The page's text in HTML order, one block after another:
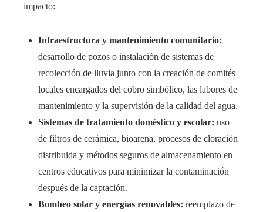
impacto:
Infraestructura y mantenimiento comunitario:
desarrollo de pozos o instalación de sistemas de
recolección de lluvia junto con la creación de comités
locales encargados del cobro simbólico, las labores de
mantenimiento y la supervisión de la calidad del agua.
Sistemas de tratamiento doméstico y escolar: uso
de filtros de cerámica, bioarena, procesos de cloración
distribuida y métodos seguros de almacenamiento en
centros educativos para minimizar la contaminación
después de la captación.
Bombeo solar y energías renovables: reemplazo de